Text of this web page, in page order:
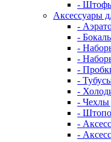
-
Аксессуары
-
-
-
-
-
-
-
- Чехлы
-
-
-